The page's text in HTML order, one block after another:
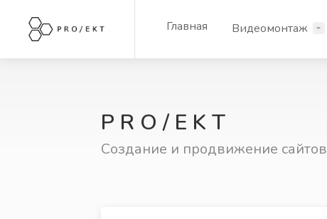
Главная Видеомонтаж
P R O / E K T
Создание и продвижение сайтов